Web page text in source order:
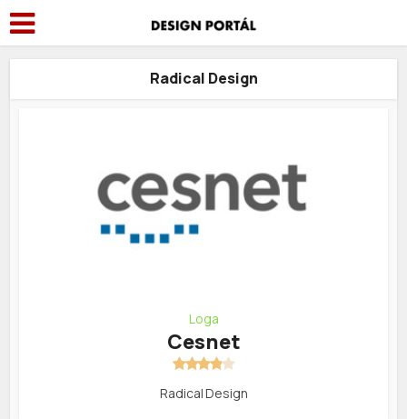
Radical Design
Loga
Cesnet
Radical Design